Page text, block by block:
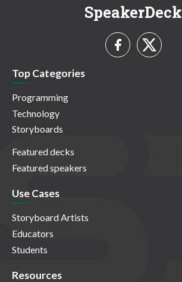
SpeakerDeck
Top Categories
Programming
Technology
Storyboards
Featured decks
Featured speakers
Use Cases
Storyboard Artists
Educators
Students
Resources